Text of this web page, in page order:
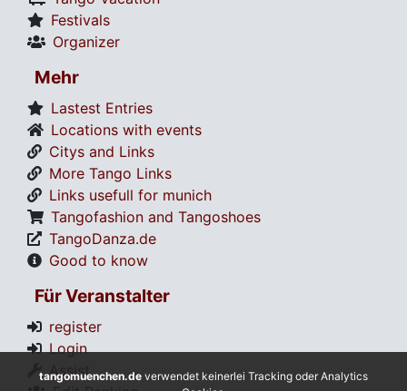
Festivals
Organizer
Mehr
Lastest Entries
Locations with events
Citys and Links
More Tango Links
Links usefull for munich
Tangofashion and Tangoshoes
TangoDanza.de
Good to know
Für Veranstalter
register
Login
Assist
tangomuenchen.de verwendet keinerlei Tracking oder Analytics